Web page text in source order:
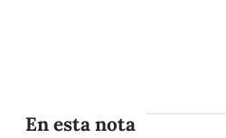
En esta nota